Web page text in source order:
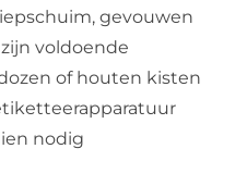
gevouwen
voldoende
of houten kisten
nodig